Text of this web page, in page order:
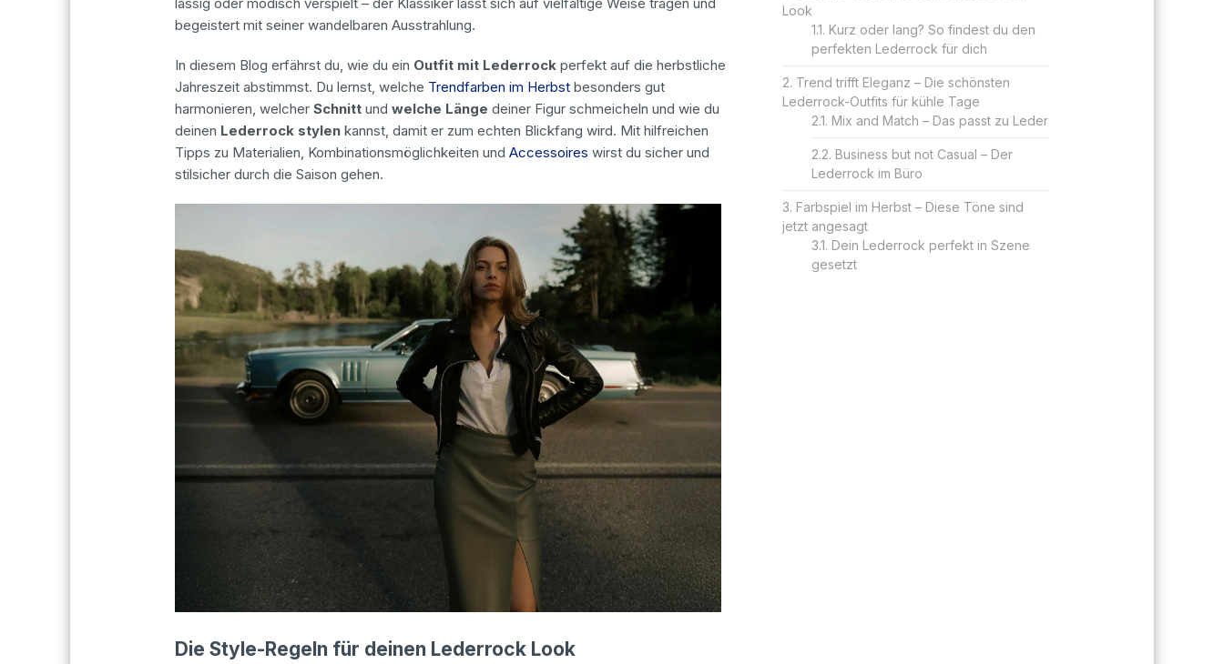
Look
Kurz oder lang? So findest du den
perfekten Lederrock für dich
Trend trifft Eleganz – Die schönsten
Lederrock-Outfits für kühle Tage
Mix and Match – Das passt zu Leder
Business but not Casual – Der
Lederrock im Büro
Farbspiel im Herbst – Diese Töne sind
jetzt angesagt
Dein Lederrock perfekt in Szene
gesetzt
begeistert mit seiner wandelbaren Ausstrahlung.
In diesem Blog erfährst du, wie du ein Outfit mit Lederrock perfekt auf die herbstliche
Jahreszeit abstimmst. Du lernst, welche Trendfarben im Herbst besonders gut
harmonieren, welcherSchnitt undwelche Längedeiner Figur schmeicheln und wie du
deinen Lederrock stylen kannst, damit er zum echten Blickfang wird. Mit hilfreichen
Tipps zu Materialien, Kombinationsmöglichkeiten undAccessoires wirst du sicher und
stilsicher durch die Saison gehen.
Die Style-Regeln für deinen Lederrock Look